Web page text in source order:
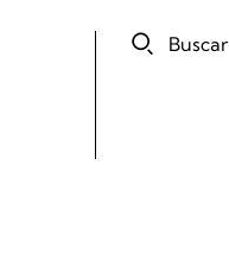
Buscar